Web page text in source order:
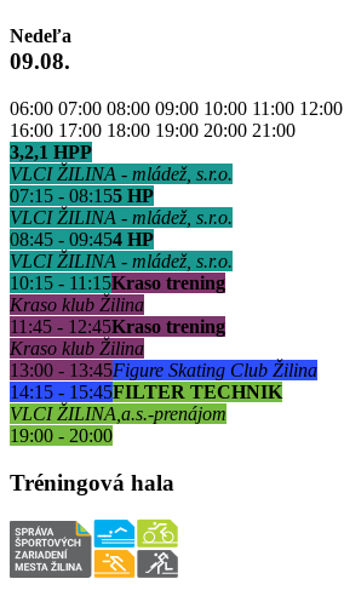
Nedeľa
09.08.
06:00 07:00 08:00 09:00 10:00 11:00 12:00
16:00 17:00 18:00 19:00 20:00 21:00
3,2,1 HPP
VLCI ŽILINA - mládež, s.r.o.
07:15 - 08:155 HP
VLCI ŽILINA - mládež, s.r.o.
08:45 - 09:454 HP
VLCI ŽILINA - mládež, s.r.o.
10:15 - 11:15Kraso trening
Kraso klub Žilina
11:45 - 12:45Kraso trening
Kraso klub Žilina
13:00 - 13:45Figure Skating Club Žilina
14:15 - 15:45FILTER TECHNIK
VLCI ŽILINA,a.s.-prenájom
19:00 - 20:00
Tréningová hala